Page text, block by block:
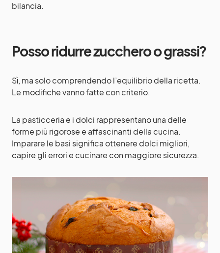
bilancia.
Posso ridurre zucchero o grassi?
Sì, ma solo comprendendo l’equilibrio della ricetta.
Le modifiche vanno fatte con criterio.
La pasticceria e i dolci rappresentano una delle
forme più rigorose e affascinanti della cucina.
Imparare le basi significa ottenere dolci migliori,
capire gli errori e cucinare con maggiore sicurezza.